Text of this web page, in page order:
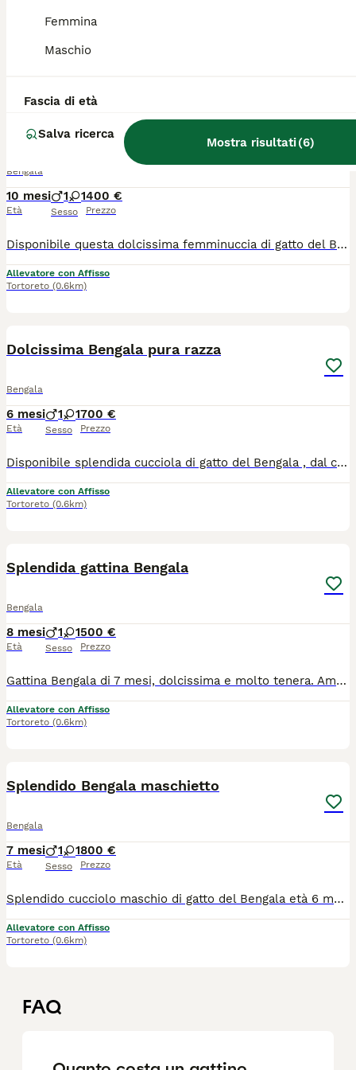
Femmina
Maschio
Fascia di età
Salva ricerca
Mostra risultati(6)
Allevatore con Affisso
Gattina Bengala dolcissima
Bengala
10 mesi
Età
1 1
Sesso
400 €
Prezzo
Disponibile questa dolcissima femminuccia di gatto del Bengala bellissima sia nel carattere che nell'aspetto. È affettuosa, giocosa e si affeziona subito alle persone Ottimo salute, vaccinata, sterilizzata Cerco una famiglia che possa darle tutto l'amore che merita. Prezzo: 400
Allevatore con Affisso
Tortoreto (0.6km)
Dolcissima Bengala pura razza
Bengala
6 mesi
Età
1 1
Sesso
700 €
Prezzo
Disponibile splendida cucciola di gatto del Bengala , dal carattere dolcissimo e affettuoso. È una gattina curiosa e socievole e abituata alla vita in famiglia. Vaccinata e in ottima salute, cerca una famiglia amorevole che possa offrirle attenzioni, coccole e un ambiente sereno dove crescere felice. La sua splendida livrea Brown Spotted e il suo carattere dolce la rendono una compagna speciale
Allevatore con Affisso
Tortoreto (0.6km)
Splendida gattina Bengala
Bengala
8 mesi
Età
1 1
Sesso
500 €
Prezzo
Gattina Bengala di 7 mesi, dolcissima e molto tenera. Ama le coccole. Educata, pulita e rispettosa degli spazi. Ottimo salute vaccinata, sterilizzata Cerco per lei una famiglia amorevole, senza altri animali in casa, che possa dedicarle attenzioni e affetto Il pedigree, microchip su richiesta
Allevatore con Affisso
Tortoreto (0.6km)
Splendido Bengala maschietto
Bengala
7 mesi
Età
1 1
Sesso
800 €
Prezzo
Splendido cucciolo maschio di gatto del Bengala età 6 mesi dal carattere eccezionale dolce ed equilibrato e dalla colorazione particolarmente rara e pregiata. Il piccolo presenta un manto brillante e occhi di un verde intenso che lasciano senza fiato. In casa si dimostra affettuoso e curioso, mentre all'esterno esplora con sicurezza e tranquillità. Adatto sia alla vita indoor che outdoor Aspetto selvaggio, anima domestica Le foto parlano da sole - questo cucciolo è un vero gioiello!
Allevatore con Affisso
Tortoreto (0.6km)
FAQ